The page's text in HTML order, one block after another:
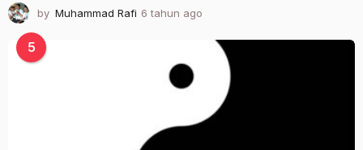
by Muhammad Rafi 6 tahun ago
g
5